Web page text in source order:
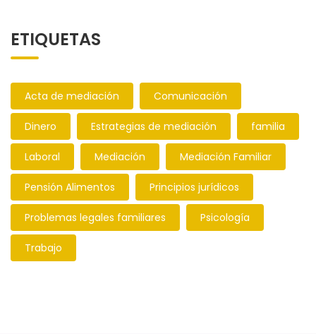
ETIQUETAS
Acta de mediación Comunicación
Dinero Estrategias de mediación familia
Laboral Mediación Mediación Familiar
Pensión Alimentos Principios jurídicos
Problemas legales familiares Psicología
Trabajo